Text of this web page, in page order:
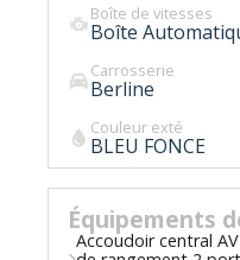
Boîte de vitesses
Boîte
Carrosserie
Berline
Couleur exté
BLEU FONCE
Équipements
Accoudoir central